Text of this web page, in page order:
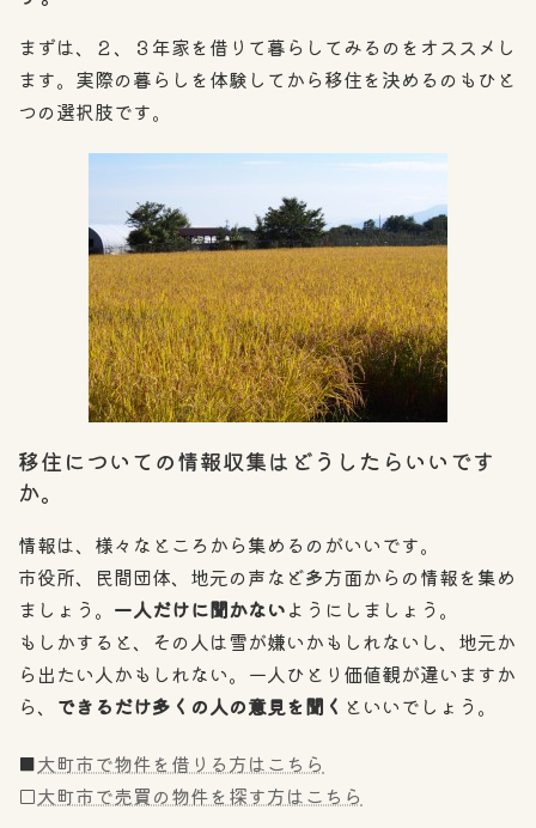
まずは、２、３年家を借りて暮らしてみるのをオススメし
ます。実際の暮らしを体験してから移住を決めるのもひと
つの選択肢です。
移住についての情報収集はどうしたらいいです
か。
情報は、様々なところから集めるのがいいです。
市役所、民間団体、地元の声など多方面からの情報を集め
ましょう。 一人だけに聞かないようにしましょう。
もしかすると、その人は雪が嫌いかもしれないし、地元か
ら出たい人かもしれない。一人ひとり価値観が違いますか
ら、 できるだけ多くの人の意見を聞く といいでしょう。
■大町市で物件を借りる方はこちら
□大町市で売買の物件を探す方はこちら